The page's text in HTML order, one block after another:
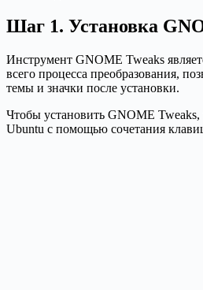
Шаг 1. Установка
Инструмент GNOME Tweaks
всего процесса преобразования,
темы и значки после установки.
Чтобы установить GNOME Tweaks,
Ubuntu с помощью сочетания